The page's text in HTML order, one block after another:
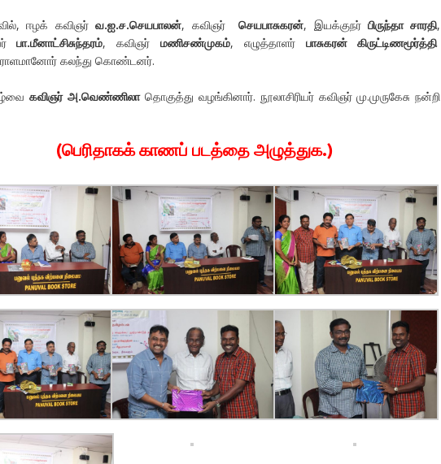
ஈழக் கவிஞர்வ.ஐ.ச.செயபாலன், கவிஞர்செயபாசுகரன், இயக்குநர்பிருந்தா சாரதி,
பா.மீனாட்சிசுந்தரம், கவிஞர் மணிசண்முகம், எழுத்தாளர் பாசுகரன் கிருட்டிணமூர்த்தி
கலந்து கொண்டனர்.
கவிஞர் அ.வெண்ணிலாதொகுத்து வழங்கினார். நூலாசிரியர் கவிஞர் மு.முருகேசு நன்றி
(பெரிதாகக் காணப் படத்தை அழுத்துக.)